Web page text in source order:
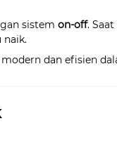
sistemon-off.
naik.
dan efisien